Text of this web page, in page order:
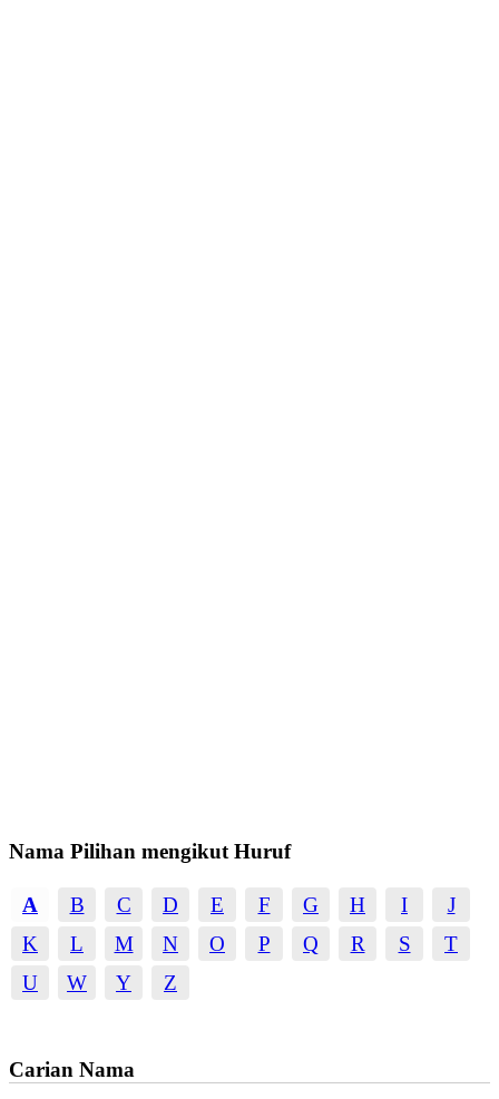
Nama Pilihan mengikut Huruf
A B C D E F G H I
J
K
L M N O P Q R S
T
U
W Y Z
Carian Nama